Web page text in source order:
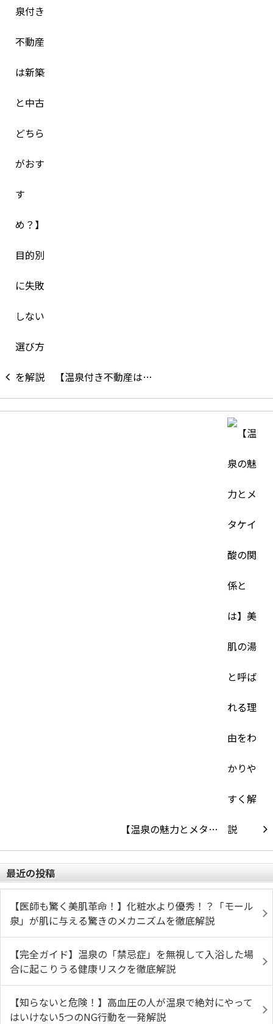
【温泉付き不動産は…
【温泉の魅力とメタ…
最近の投稿
【医師も驚く美肌革命！】化粧水より優秀！？「モール
泉」が肌に与える驚きのメカニズムを徹底解説
【完全ガイド】温泉の「禁忌症」を無視して入浴した場
合に起こりうる健康リスクを徹底解説
【知らないと危険！】高血圧の人が温泉で絶対にやって
はいけない5つのNG行動を一発解説